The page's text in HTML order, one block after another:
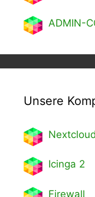
ADMIN-
Unsere
Nextcloud
Icinga 2
Firewall